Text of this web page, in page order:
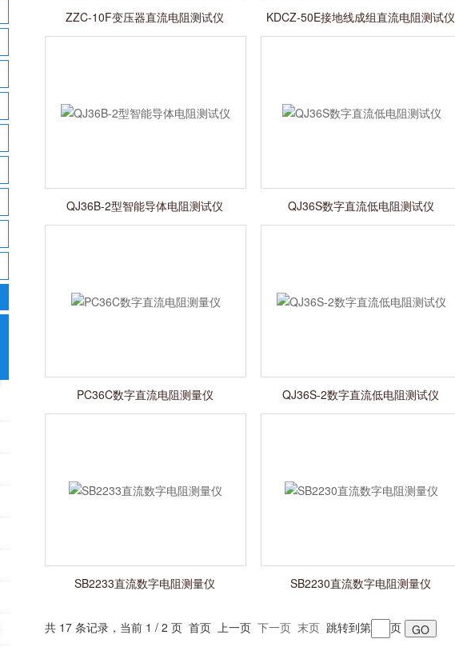
ZZC-10F变压器直流电阻测试仪 KDCZ-50E接地线成组直流电阻测试仪
QJ36B-2型智能导体电阻测试仪 QJ36S数字直流低电阻测试仪
PC36C数字直流电阻测量仪 QJ36S-2数字直流低电阻测试仪
SB2233直流数字电阻测量仪 SB2230直流数字电阻测量仪
共 17 条记录，当前 1 / 2 页 首页 上一页 下一页 末页 跳转到第 页